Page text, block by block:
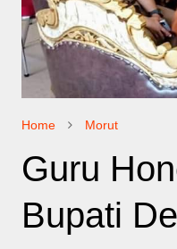
Home Morut
Guru
Bupati